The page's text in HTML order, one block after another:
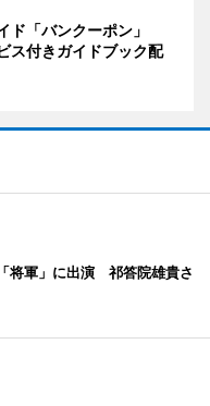
ド「バンクーポン」
ス付きガイドブック配
将軍」に出演 祁答院雄貴さ